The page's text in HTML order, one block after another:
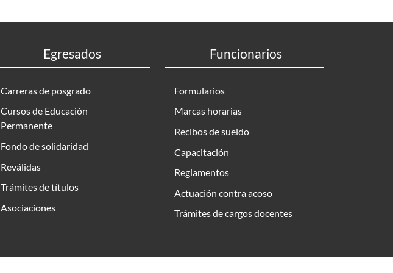
Egresados
Carreras de posgrado
Cursos de Educación
Permanente
Fondo de solidaridad
Reválidas
Trámites de títulos
Asociaciones
Funcionarios
Formularios
Marcas horarias
Recibos de sueldo
Capacitación
Reglamentos
Actuación contra acoso
Trámites de cargos docentes